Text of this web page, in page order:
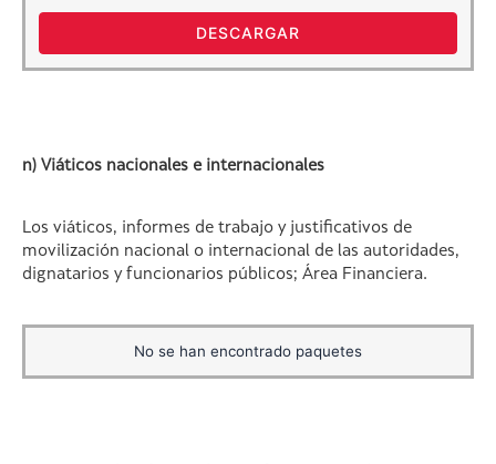
DESCARGAR
n) Viáticos nacionales e internacionales
Los viáticos, informes de trabajo y justificativos de
movilización nacional o internacional de las autoridades,
dignatarios y funcionarios públicos; Área Financiera.
No se han encontrado paquetes